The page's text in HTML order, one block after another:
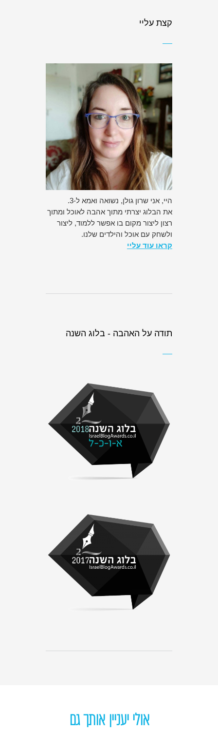
קצת עליי
היי, אני שרון גולן, נשואה ואמא ל-3.
את הבלוג יצרתי מתוך אהבה לאוכל ומתוך
רצון ליצור מקום בו אפשר ללמוד, ליצור
ולשחק עם אוכל והילדים שלנו.
קראו עוד עליי
תודה על האהבה - בלוג השנה
אולי יעניין אותך גם